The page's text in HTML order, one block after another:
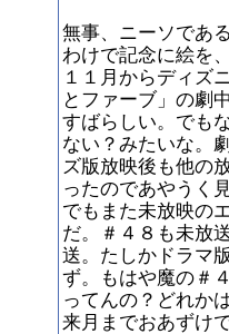
無事、ニーソであ
わけで記念に絵を
１１月からディズ
とファーブ」の劇
すばらしい。でも
ない？みたいな。
ズ版放映後も他の
ったのであやうく
でもまた未放映の
だ。＃４８も未放
送。たしかドラマ
ず。もはや魔の＃
ってんの？どれか
来月までおあずけ